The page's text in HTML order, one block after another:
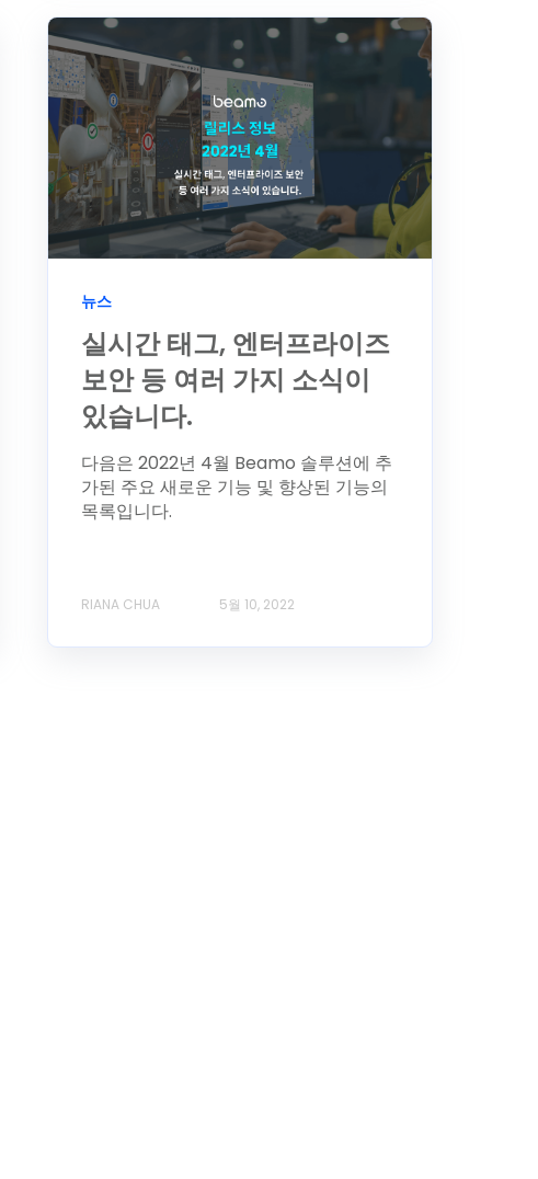
뉴스
실시간 태그, 엔터프라이즈
보안 등 여러 가지 소식이
있습니다.
다음은 2022년 4월 Beamo 솔루션에 추
가된 주요 새로운 기능 및 향상된 기능의
목록입니다.
RIANA CHUA 5월 10, 2022